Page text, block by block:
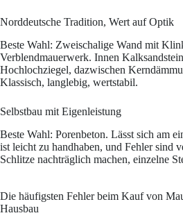
Norddeutsche Tradition, Wert auf Optik
Beste Wahl: Zweischalige Wand mit
Verblendmauerwerk. Innen
Hochlochziegel, dazwischen
Klassisch, langlebig, wertstabil.
Selbstbau mit Eigenleistung
Beste Wahl: Porenbeton. Lässt sich am
ist leicht zu handhaben, und Fehler sind
Schlitze nachträglich machen, einzelne
Die häufigsten Fehler beim Kauf von
Hausbau